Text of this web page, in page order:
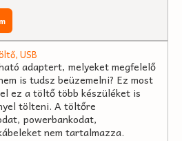
USB
adaptert, melyeket megfelelő
is tudsz beüzemelni? Ez most
ez a töltő több készüléket is
tölteni. A töltőre
powerbankodat,
nem tartalmazza.